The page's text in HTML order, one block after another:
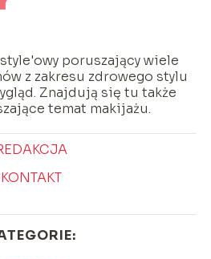
poruszający wiele
z zakresu zdrowego stylu
Znajdują się tu także
temat makijażu.
KONTAKT